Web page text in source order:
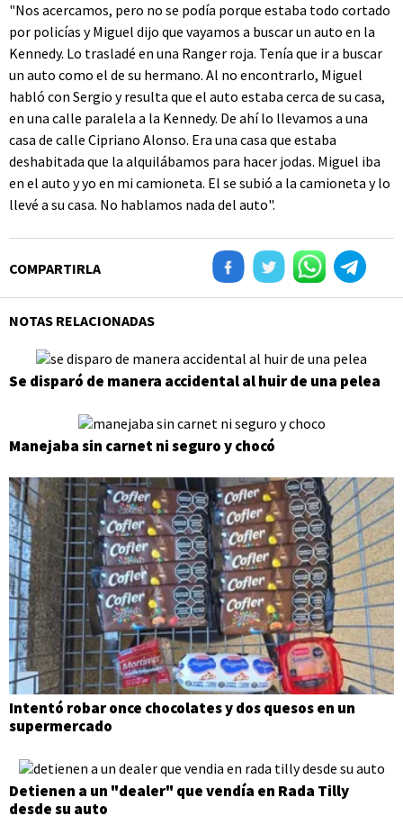
"Nos acercamos, pero no se podía porque estaba todo cortado
por policías y Miguel dijo que vayamos a buscar un auto en la
Kennedy. Lo trasladé en una Ranger roja. Tenía que ir a buscar
un auto como el de su hermano. Al no encontrarlo, Miguel
habló con Sergio y resulta que el auto estaba cerca de su casa,
en una calle paralela a la Kennedy. De ahí lo llevamos a una
casa de calle Cipriano Alonso. Era una casa que estaba
deshabitada que la alquilábamos para hacer jodas. Miguel iba
en el auto y yo en mi camioneta. El se subió a la camioneta y lo
llevé a su casa. No hablamos nada del auto".
COMPARTIRLA
NOTAS RELACIONADAS
Se disparó de manera accidental al huir de una pelea
Manejaba sin carnet ni seguro y chocó
Intentó robar once chocolates y dos quesos en un
supermercado
Detienen a un "dealer" que vendía en Rada Tilly
desde su auto